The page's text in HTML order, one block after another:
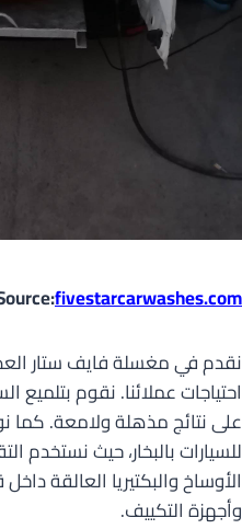
fivestarcarwashes.com
نقدم في مغسلة فايف ستار
احتياجات عملائنا. نقوم بتلميع
على نتائج مذهلة ولامعة. كما
للسيارات بالبخار، حيث نستخدم
الأوساخ والبكتيريا العالقة
وأجهزة التكييف.